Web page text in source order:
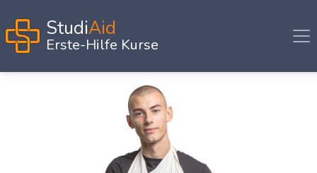
StudiAid
Erste-Hilfe Kurse